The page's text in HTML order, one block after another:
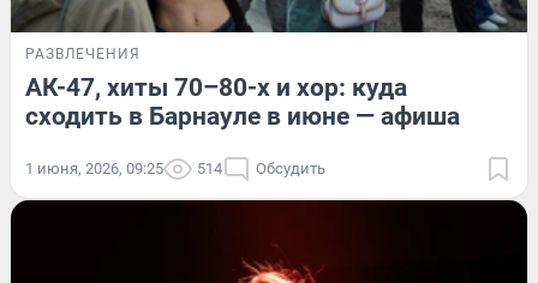
РАЗВЛЕЧЕНИЯ
АК-47, хиты 70–80-х и хор: куда
сходить в Барнауле в июне — афиша
1 июня, 2026, 09:25 514 Обсудить